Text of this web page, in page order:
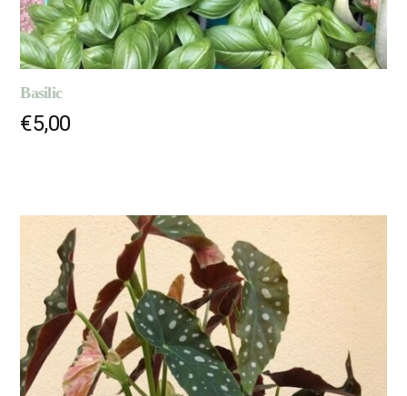
Basilic
€5,00